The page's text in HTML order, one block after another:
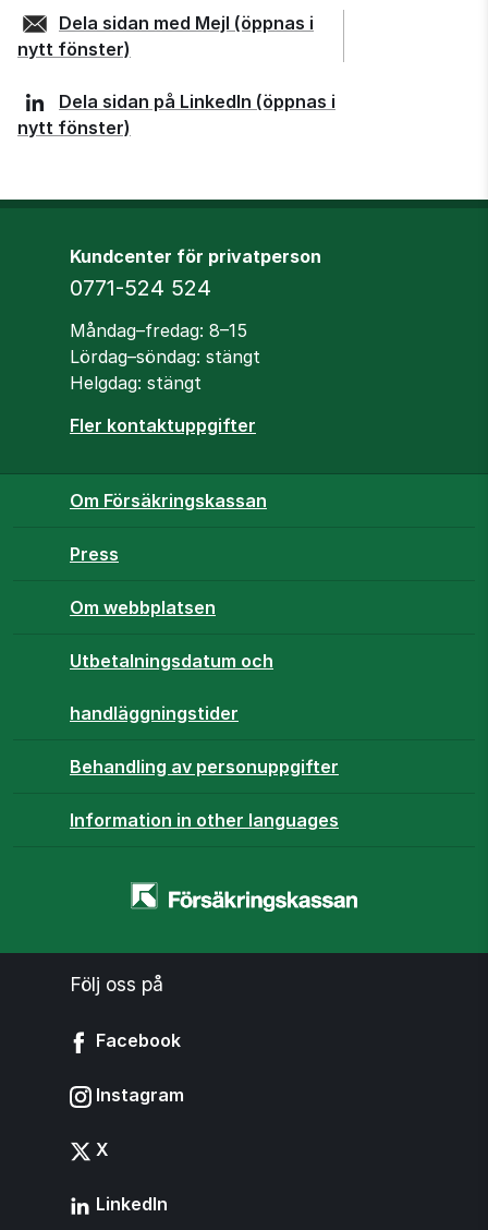
Dela sidan med Mejl (öppnas i
nytt fönster)
Dela sidan på LinkedIn (öppnas i
nytt fönster)
Kundcenter för privatperson
Telefon
0771-524 524
Öppettider
Måndag–fredag: 8–15
Lördag–söndag: stängt
Helgdag: stängt
Fler kontaktuppgifter
Om Försäkringskassan
Press
Om webbplatsen
Utbetalningsdatum och
handläggningstider
Behandling av personuppgifter
Information in other languages
Startsidan
Följ oss på
Facebook
Instagram
X
LinkedIn